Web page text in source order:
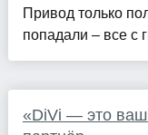
Привод только
попадали – все с
«DiVi — это ваш